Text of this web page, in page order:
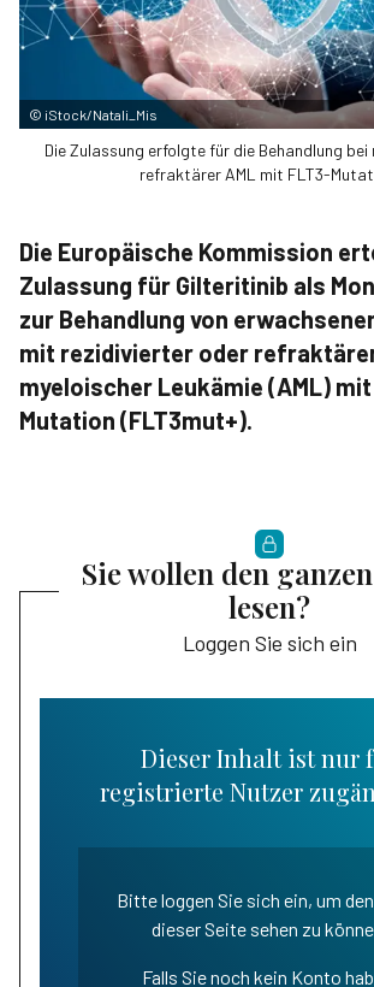
© iStock/Natali_Mis
Die Zulassung erfolgte für die Behandlung
refraktärer AML mit FLT3-
Die Europäische Kommission
Zulassung für Gilteritinib als
zur Behandlung von
mit rezidivierter oder
myeloischer Leukämie (AML)
Mutation (FLT3mut+).
Sie wollen den
lesen?
Loggen Sie sich ein
Dieser Inhalt ist nur
registrierte Nutzer
Bitte loggen Sie sich ein, um
dieser Seite sehen zu
Falls Sie noch kein Konto